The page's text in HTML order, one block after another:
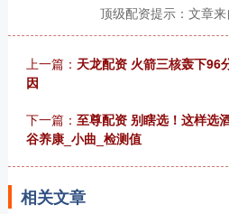
顶级配资提示：文章来
上一篇： 天龙配资 火箭三核轰下96
因
下一篇： 至尊配资 别瞎选！这样选
谷养康_小曲_检测值
相关文章